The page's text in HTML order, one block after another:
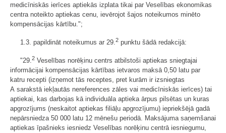
medicīniskās ierīces aptiekās izplata tikai par Veselības ekonomikas
centra noteikto aptiekas cenu, ievērojot šajos noteikumos minēto
kompensācijas kārtību.";
1.3. papildināt noteikumus ar 29. 2 punktu šādā redakcijā:
"29.2 Veselības norēķinu centrs atbilstoši aptiekas sniegtajai
informācijai kompensācijas kārtības ietvaros maksā 0,50 latu par
katru recepti (izņemot tās receptes, pret kurām ir izsniegtas
A sarakstā iekļautās nereferences zāles vai medicīniskās ierīces) tai
aptiekai, kas darbojas kā individuāla aptieka ārpus pilsētas un kuras
apgrozījums (neskaitot aptiekas filiāļu apgrozījumu) iepriekšējā gadā
nepārsniedza 50 000 latu 12 mēnešu periodā. Maksājuma saņemšanai
aptiekas īpašnieks iesniedz Veselības norēķinu centrā iesniegumu,